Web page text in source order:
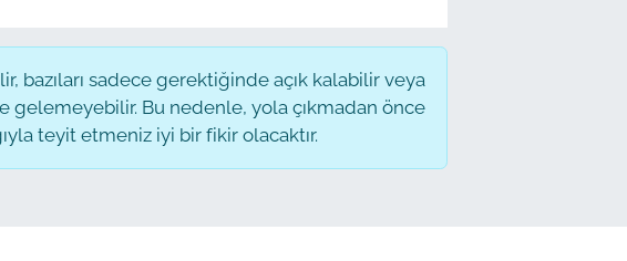
bazıları sadece gerektiğinde açık kalabilir veya
Bu nedenle, yola çıkmadan önce
teyit etmeniz iyi bir fikir olacaktır.